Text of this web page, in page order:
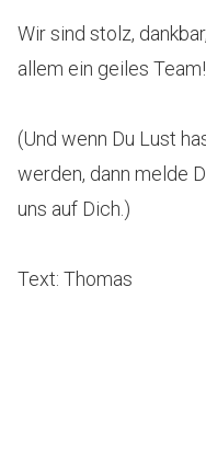
Wir sind stolz,
allem ein geiles Team!
(Und wenn Du Lust
werden, dann melde
uns auf Dich.)
Text: Thomas